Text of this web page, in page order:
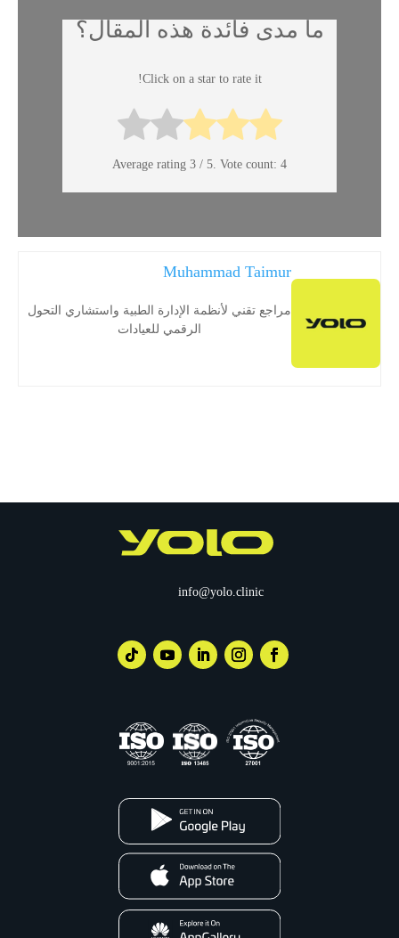
ما مدى فائدة هذه المقال؟
Click on a star to rate it!
Average rating 3 / 5. Vote count: 4
Muhammad Taimur
مراجع تقني لأنظمة الإدارة الطبية واستشاري التحول
الرقمي للعيادات
info@yolo.clinic